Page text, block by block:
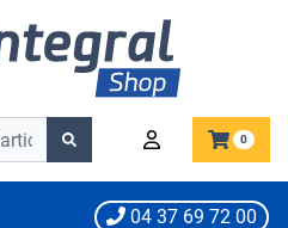
0
04 37 69 72 00